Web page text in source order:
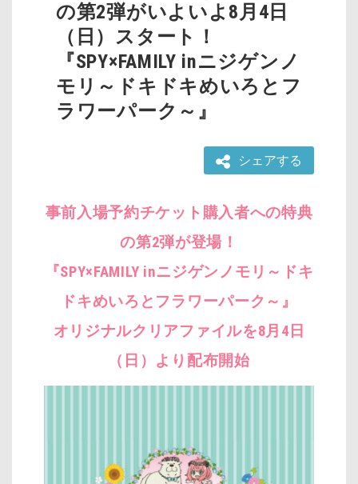
の第2弾がいよいよ8月4日
（日）スタート！
『SPY×FAMILY inニジゲンノ
モリ～ドキドキめいろとフ
ラワーパーク～』
シェアする
事前入場予約チケット購入者への特典
の第2弾が登場！
『SPY×FAMILY inニジゲンノモリ～ドキ
ドキめいろとフラワーパーク～』
オリジナルクリアファイルを8月4日
（日）より配布開始